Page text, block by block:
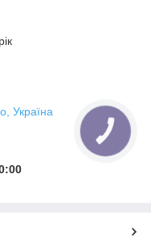
Україна
КНОПКА
ЗВ'ЯЗКУ